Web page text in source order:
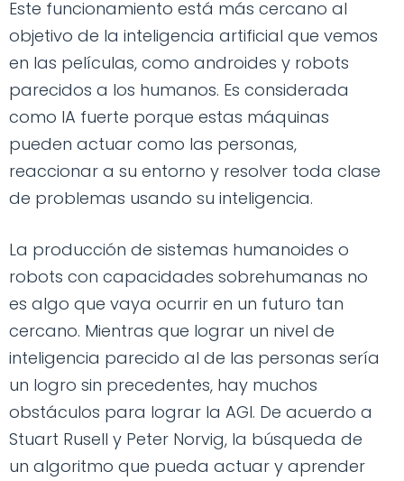
Este funcionamiento está más cercano al
objetivo de la inteligencia artificial que vemos
en las películas, como androides y robots
parecidos a los humanos. Es considerada
como IA fuerte porque estas máquinas
pueden actuar como las personas,
reaccionar a su entorno y resolver toda clase
de problemas usando su inteligencia.
La producción de sistemas humanoides o
robots con capacidades sobrehumanas no
es algo que vaya ocurrir en un futuro tan
cercano. Mientras que lograr un nivel de
inteligencia parecido al de las personas sería
un logro sin precedentes, hay muchos
obstáculos para lograr la AGI. De acuerdo a
Stuart Rusell y Peter Norvig, la búsqueda de
un algoritmo que pueda actuar y aprender